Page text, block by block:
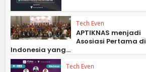
Tech Even
APTIKNAS menjadi
Asosiasi Pertama di
Indonesia yang...
Tech Even